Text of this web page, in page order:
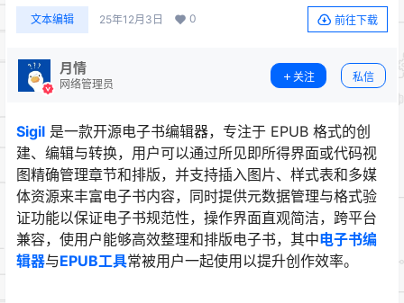
文本编辑 25年12月3日 0 前往下载
月情
网络管理员
关注 私信
Sigil 是一款开源电子书编辑器，专注于 EPUB 格式的创
建、编辑与转换，用户可以通过所见即所得界面或代码视
图精确管理章节和排版，并支持插入图片、样式表和多媒
体资源来丰富电子书内容，同时提供元数据管理与格式验
证功能以保证电子书规范性，操作界面直观简洁，跨平台
兼容，使用户能够高效整理和排版电子书，其中电子书编
辑器与EPUB工具常被用户一起使用以提升创作效率。